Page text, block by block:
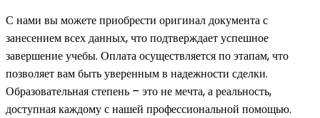
С нами вы можете приобрести оригинал документа с
занесением всех данных, что подтверждает успешное
завершение учебы. Оплата осуществляется по этапам, что
позволяет вам быть уверенным в надежности сделки.
Образовательная степень – это не мечта, а реальность,
доступная каждому с нашей профессиональной помощью.